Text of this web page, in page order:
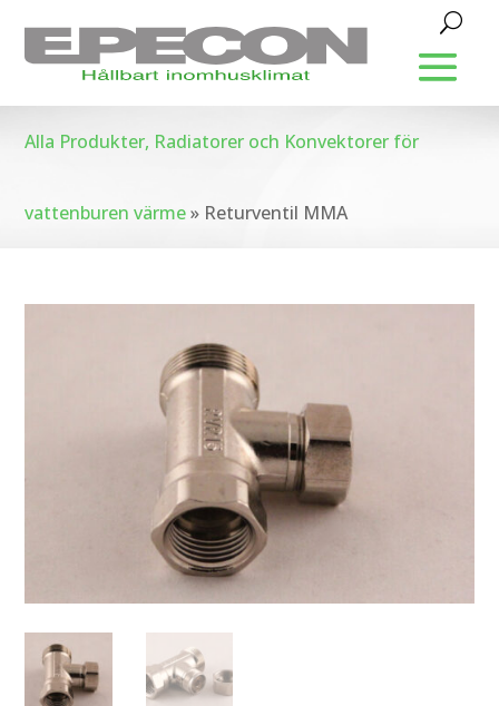
Alla Produkter, Radiatorer och Konvektorer för
vattenburen värme» Returventil MMA